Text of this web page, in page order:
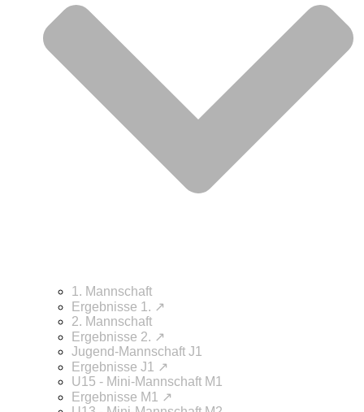
1. Mannschaft
Ergebnisse 1. ↗
2. Mannschaft
Ergebnisse 2. ↗
Jugend-Mannschaft J1
Ergebnisse J1 ↗
U15 - Mini-Mannschaft M1
Ergebnisse M1 ↗